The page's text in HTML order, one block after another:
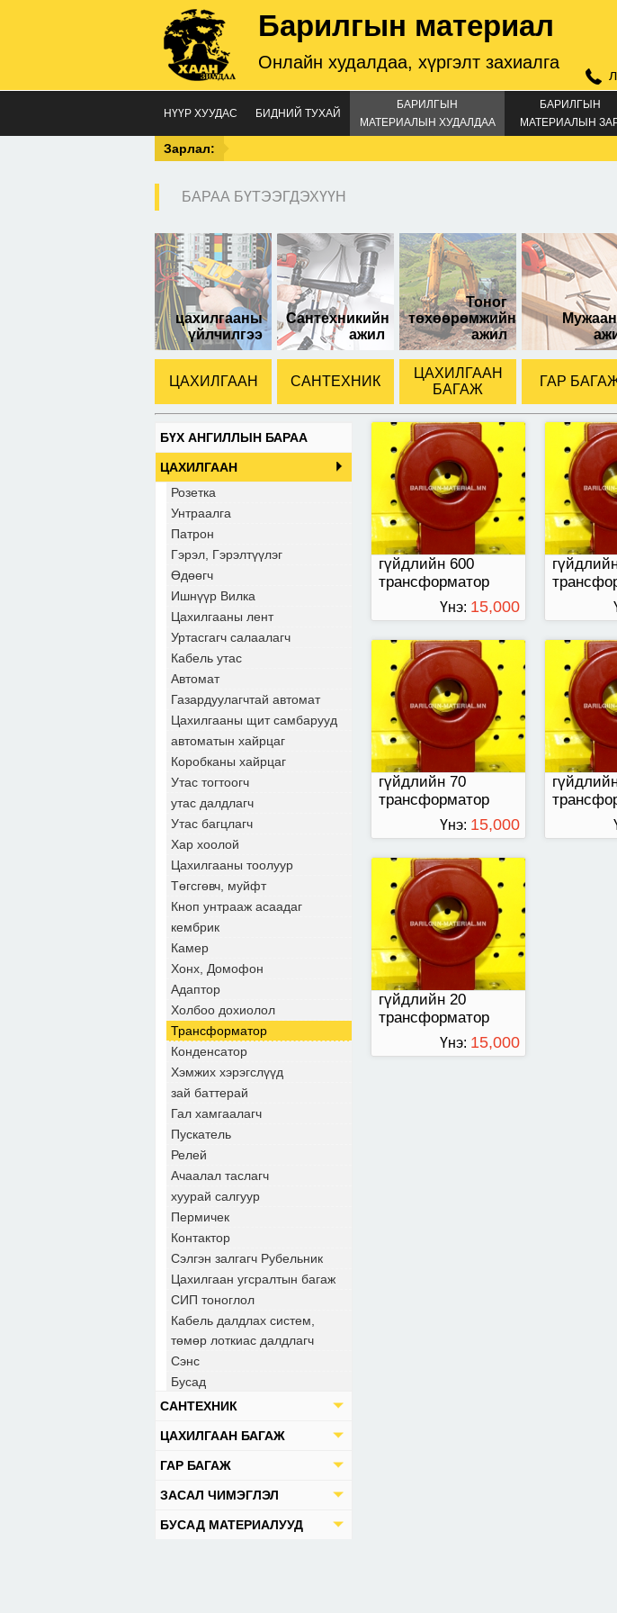
Барилгын материал
Онлайн худалдаа, хүргэлт захиалга
НҮҮР ХУУДАС БИДНИЙ ТУХАЙ
БАРИЛГЫН
МАТЕРИАЛЫН ХУДАЛДАА
БАРИЛГЫН
МАТЕРИАЛЫН
Зарлал:
БАРАА БҮТЭЭГДЭХҮҮН
цахилгааны
үйлчилгээ
Сантехникийн
ажил
Тоног
төхөөрөмжийн
ажил
ЦАХИЛГААН САНТЕХНИК
ЦАХИЛГААН
БАГАЖ
ГАР
БҮХ АНГИЛЛЫН БАРАА
ЦАХИЛГААН
Розетка
Унтраалга
Патрон
Гэрэл, Гэрэлтүүлэг
Өдөөгч
Ишнүүр Вилка
Цахилгааны лент
Уртасгагч салаалагч
Кабель утас
Автомат
Газардуулагчтай автомат
Цахилгааны щит самбарууд
автоматын хайрцаг
Коробканы хайрцаг
Утас тогтоогч
утас далдлагч
Утас багцлагч
Хар хоолой
Цахилгааны тоолуур
Төгсгөвч, муйфт
Кноп унтрааж асаадаг
кембрик
Камер
Хонх, Домофон
Адаптор
Холбоо дохиолол
Трансформатор
Конденсатор
Хэмжих хэрэгслүүд
зай баттерай
Гал хамгаалагч
Пускатель
Релей
Ачаалал таслагч
хуурай салгуур
Пермичек
Контактор
Сэлгэн залгагч Рубельник
Цахилгаан угсралтын багаж
СИП тоноглол
Кабель далдлах систем,
төмөр лоткиас далдлагч
Сэнс
Бусад
САНТЕХНИК
ЦАХИЛГААН БАГАЖ
ГАР БАГАЖ
ЗАСАЛ ЧИМЭГЛЭЛ
БУСАД МАТЕРИАЛУУД
гүйдлийн 600
трансформатор
гүйдлийн 600
трансформатор
Үнэ: 15,000
ТӨГРӨГ
гүйдлийн
гүйдлийн 70
трансформатор
гүйдлийн 70
трансформатор
Үнэ: 15,000
ТӨГРӨГ
гүйдлийн
гүйдлийн 20
трансформатор
гүйдлийн 20
трансформатор
Үнэ: 15,000